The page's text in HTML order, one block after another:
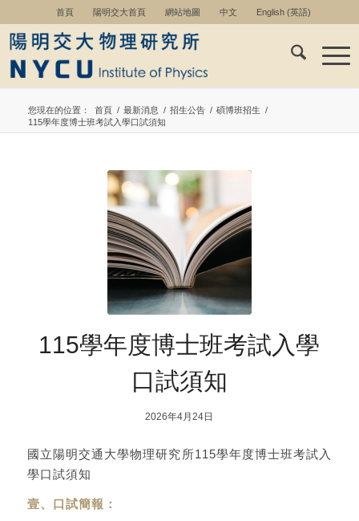
首頁 陽明交大首頁 網站地圖 中文 English(英語)
您現在的位置： 首頁 / 最新消息 / 招生公告 / 碩博班招生 /
115學年度博士班考試入學口試須知
115學年度博士班考試入學
口試須知
2026年4月24日
國立陽明交通大學物理研究所115學年度博士班考試入
學口試須知
壹、口試簡報：